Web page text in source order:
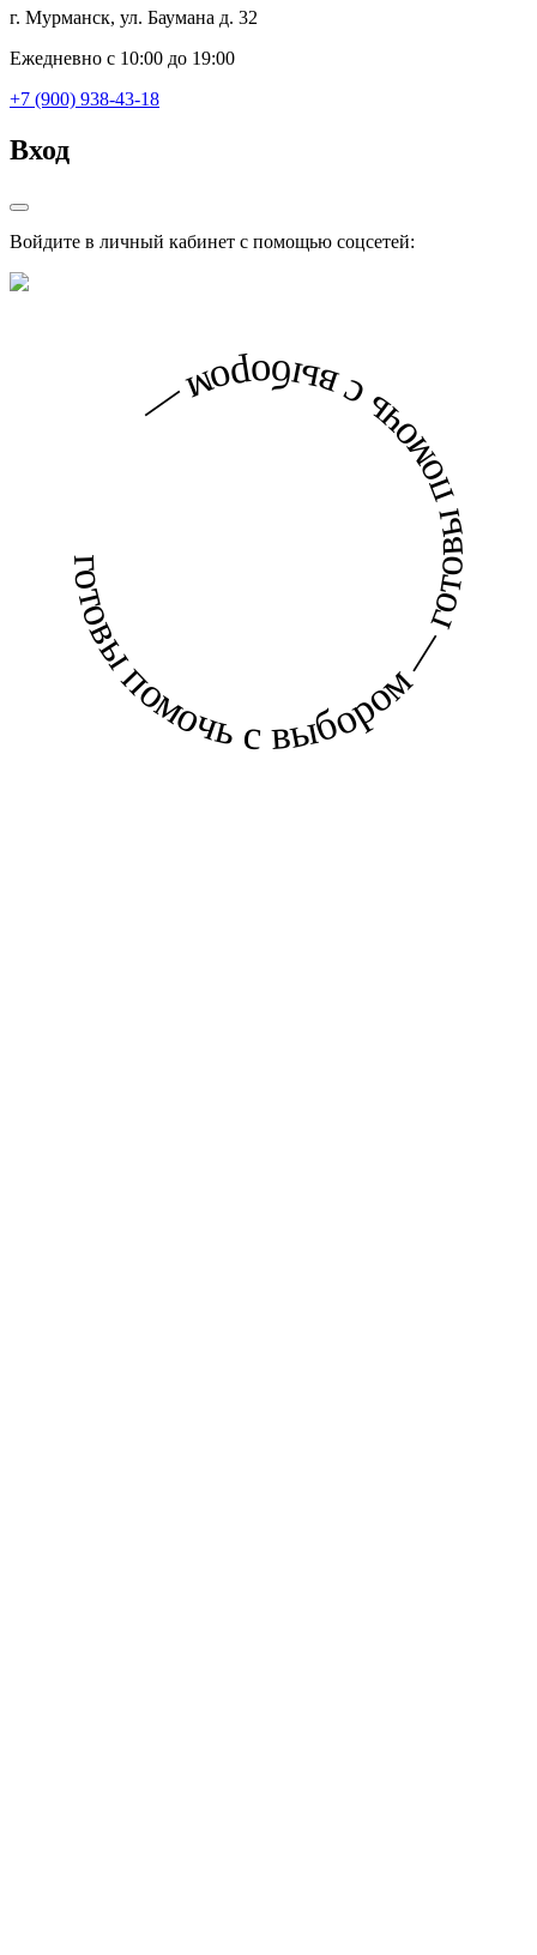
г. Мурманск, ул. Баумана д. 32
Ежедневно с 10:00 до 19:00
+7 (900) 938-43-18
Вход
Войдите в личный кабинет с помощью соцсетей:
готовы помочь с выбором — готовы помочь с выбором —